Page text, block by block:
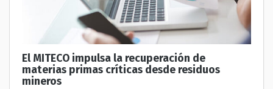
El MITECO impulsa la recuperación de
materias primas críticas desde residuos
mineros